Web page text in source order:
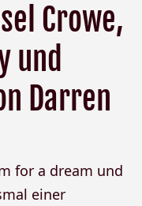
Crowe,
und
Darren
for a dream und
einer